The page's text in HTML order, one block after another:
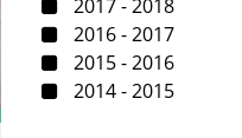
2017 - 2018
2016 - 2017
2015 - 2016
2014 - 2015